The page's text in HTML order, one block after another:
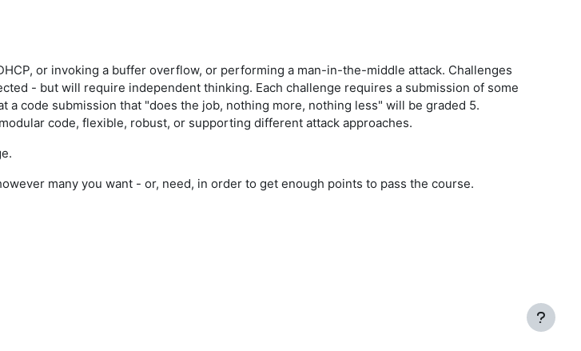
or invoking a buffer overflow, or performing a man-in-the-middle attack. Challenges
- but will require independent thinking. Each challenge requires a submission of some
a code submission that "does the job, nothing more, nothing less" will be graded 5.
code, flexible, robust, or supporting different attack approaches.
many you want - or, need, in order to get enough points to pass the course.